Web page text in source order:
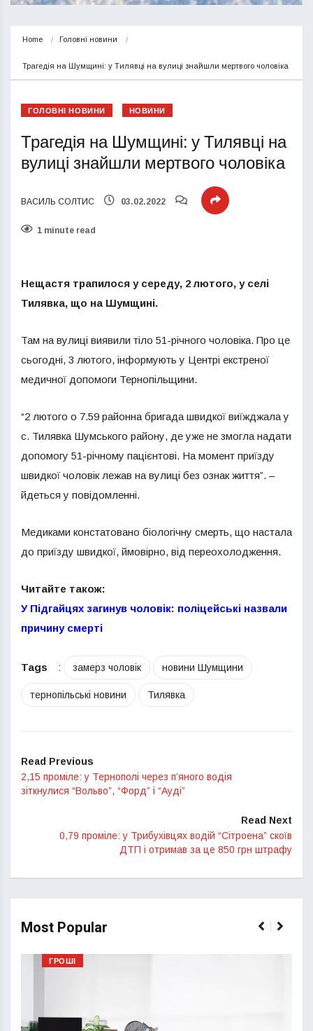
Home Головні новини
Трагедія на Шумщині: у Тилявці на вулиці знайшли мертвого чоловіка
ГОЛОВНІ НОВИНИ НОВИНИ
Трагедія на Шумщині: у Тилявці на
вулиці знайшли мертвого чоловіка
ВАСИЛЬ СОЛТИС 03.02.2022
1 minute read
Нещастя трапилося у середу, 2 лютого, у селі
Тилявка, що на Шумщині.
Там на вулиці виявили тіло 51-річного чоловіка. Про це
сьогодні, 3 лютого, інформують у Центрі екстреної
медичної допомоги Тернопільщини.
“2 лютого о 7.59 районна бригада швидкої виїжджала у
с. Тилявка Шумського району, де уже не змогла надати
допомогу 51-річному пацієнтові. На момент приїзду
швидкої чоловік лежав на вулиці без ознак життя”. –
йдеться у повідомленні.
Медиками констатовано біологічну смерть, що настала
до приїзду швидкої, ймовірно, від переохолодження.
Читайте також:
У Підгайцях загинув чоловік: поліцейські назвали
причину смерті
Tags : замерз чоловік новини Шумщини
тернопільські новини Тилявка
Read Previous
2,15 проміле: у Тернополі через п’яного водія
зіткнулися “Вольво”, “Форд” і “Ауді”
Read Next
0,79 проміле: у Трибухівцях водій “Сітроена” скоїв
ДТП і отримав за це 850 грн штрафу
Most Popular
ГРОШІ